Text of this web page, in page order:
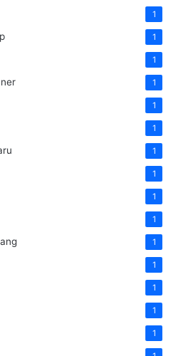
1
1
1
1
1
1
1
1
1
1
1
1
1
1
1